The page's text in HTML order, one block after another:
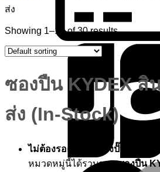
ส่ง
Showing 1–12 of 30 results
ซองปืน KYDEX สิ
ส่ง (In-Stock)
ไม่ต้องรอคิว สั่งปุ๊บส่งปั๊บ:
สำหรั
หมวดหมู่นี้ได้รวบรวมซองปืน